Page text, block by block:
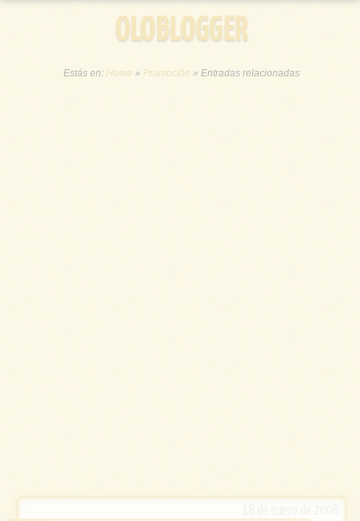
OLOBLOGGER
Estás en:Home»Promoción»Entradas relacionadas